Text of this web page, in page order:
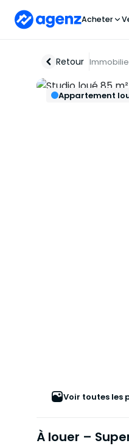
Acheter
Retour
Voir toutes les
Appartement
À louer –